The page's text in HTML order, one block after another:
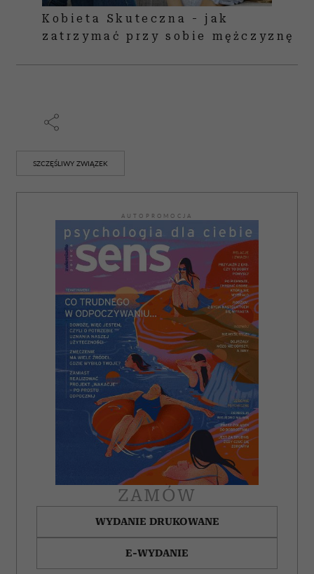
Kobieta Skuteczna - jak
zatrzymać przy sobie mężczyznę
SZCZĘŚLIWY ZWIĄZEK
AUTOPROMOCJA
ZAMÓW
WYDANIE DRUKOWANE
E-WYDANIE